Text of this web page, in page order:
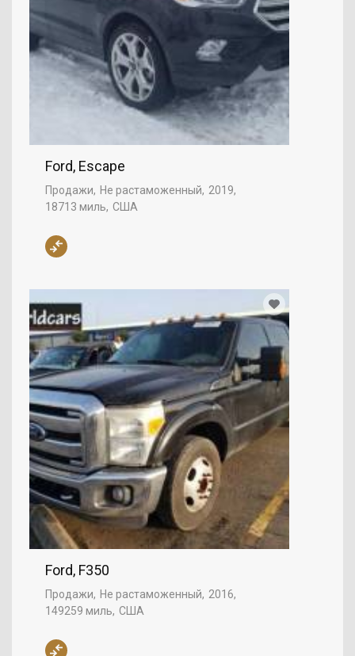
Ford, Escape
Продажи Не растаможенный
2019
18713 миль США
Ford, F350
Продажи Не растаможенный
2016
149259 миль США